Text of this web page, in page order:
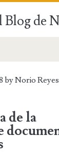
Blog de
by Norio
de la